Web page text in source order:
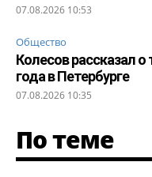
07.08.2026 10:53
Общество
Колесов рассказал
года в Петербурге
07.08.2026 10:35
По теме